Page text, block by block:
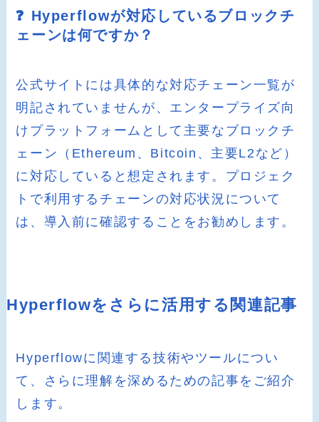
❓ Hyperflowが対応しているブロックチ
ェーンは何ですか？
公式サイトには具体的な対応チェーン一覧が
明記されていませんが、エンタープライズ向
けプラットフォームとして主要なブロックチ
ェーン（Ethereum、Bitcoin、主要L2など）
に対応していると想定されます。プロジェク
トで利用するチェーンの対応状況について
は、導入前に確認することをお勧めします。
Hyperflowをさらに活用する関連記事
Hyperflowに関連する技術やツールについ
て、さらに理解を深めるための記事をご紹介
します。